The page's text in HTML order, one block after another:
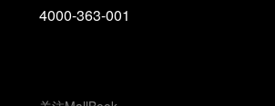
4000-363-001